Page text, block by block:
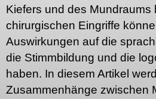
Kiefers und des Mundraums
chirurgischen Eingriffe
Auswirkungen auf die
die Stimmbildung und die
haben. In diesem Artikel
Zusammenhänge zwischen